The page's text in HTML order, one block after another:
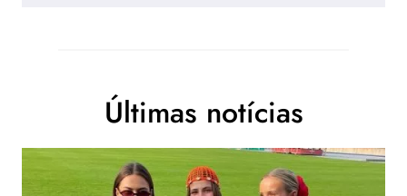
Últimas notícias